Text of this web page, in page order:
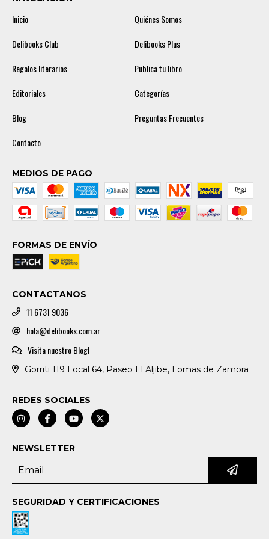
Inicio
Quiénes Somos
Delibooks Club
Delibooks Plus
Regalos literarios
Publica tu libro
Editoriales
Categorías
Blog
Preguntas Frecuentes
Contacto
MEDIOS DE PAGO
FORMAS DE ENVÍO
CONTACTANOS
11 6731 9036
hola@delibooks.com.ar
Visita nuestro Blog!
Gorriti 119 Local 64, Paseo El Aljibe, Lomas de Zamora
REDES SOCIALES
NEWSLETTER
SEGURIDAD Y CERTIFICACIONES